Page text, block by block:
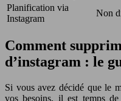
Planification via
Instagram
Non
Comment
d’instagram : le
Si vous avez décidé que le
vos besoins, il est temps